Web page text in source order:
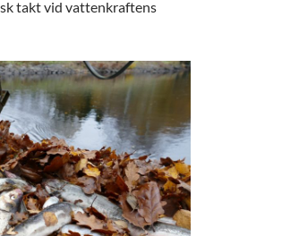
takt vid vattenkraftens